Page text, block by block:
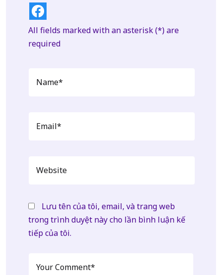
All fields marked with an asterisk (*) are
required
Lưu tên của tôi, email, và trang web
trong trình duyệt này cho lần bình luận kế
tiếp của tôi.